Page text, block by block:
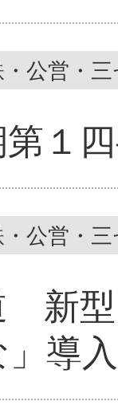
・公営・
第１
・公営・
新
導入